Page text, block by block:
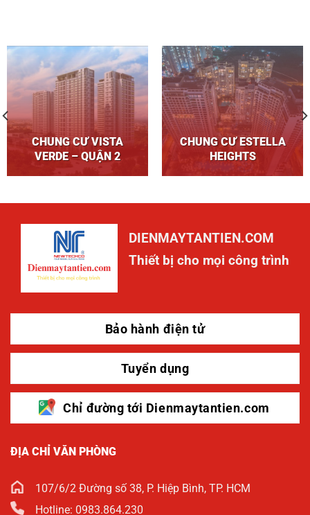
CHUNG CƯ VISTA
VERDE – QUẬN 2
CHUNG CƯ ESTELLA
HEIGHTS
DIENMAYTANTIEN.COM
Thiết bị cho mọi công trình
Bảo hành điện tử
Tuyển dụng
Chỉ đường tới Dienmaytantien.com
ĐỊA CHỈ VĂN PHÒNG
107/6/2 Đường số 38, P. Hiệp Bình, TP. HCM
Hotline: 0983.864.230